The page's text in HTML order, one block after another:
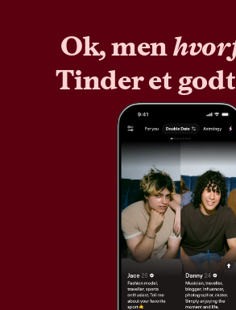
Ok, men
Tinder et